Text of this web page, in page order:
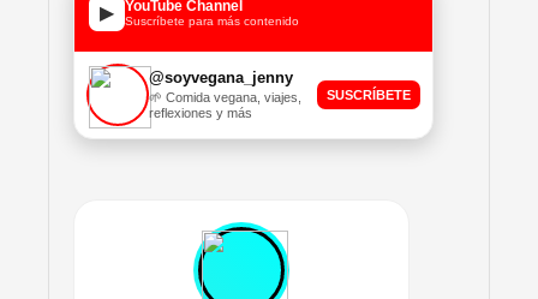
▶ YouTube Channel
Suscríbete para más contenido
@soyvegana_jenny
🌱 Comida vegana, viajes,
reflexiones y más
SUSCRÍBETE